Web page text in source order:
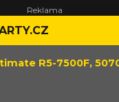
R5-7500F,